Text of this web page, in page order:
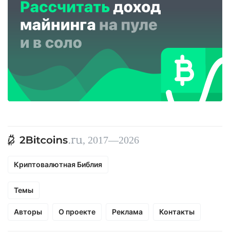
, 2017—2026
Криптовалютная Библия
Темы
Авторы О проекте Реклама Контакты